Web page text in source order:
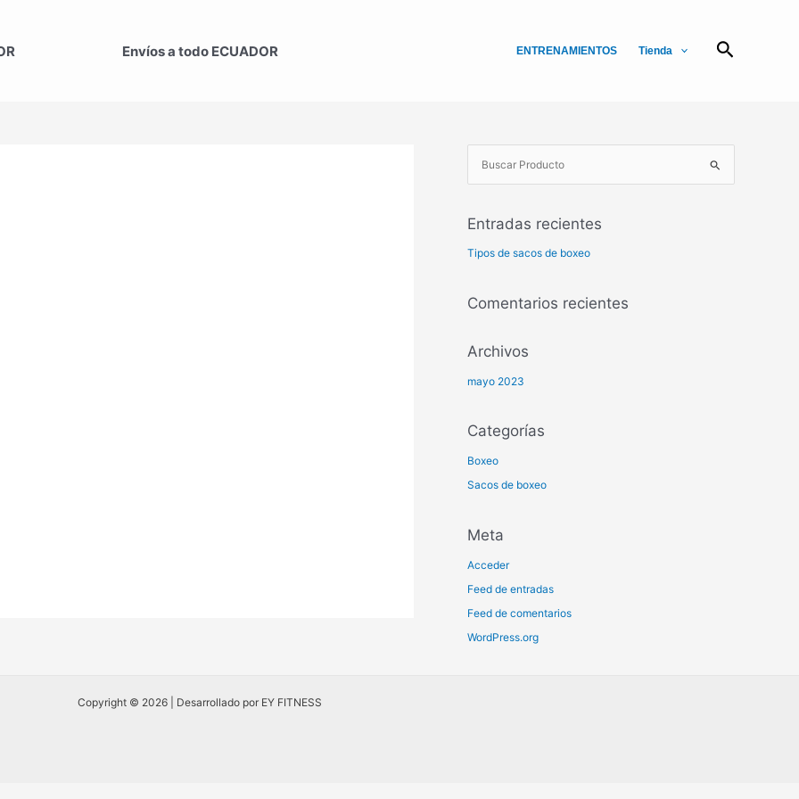
Envíos a todo ECUADOR ENTRENAMIENTOS Tienda Buscar
u
c
a
p
:
Entradas recientes
Tipos de sacos de boxeo
Comentarios recientes
Archivos
mayo 2023
Categorías
Boxeo
Sacos de boxeo
Meta
Acceder
Feed de entradas
Feed de comentarios
WordPress.org
Copyright © 2026 | Desarrollado por EY FITNESS